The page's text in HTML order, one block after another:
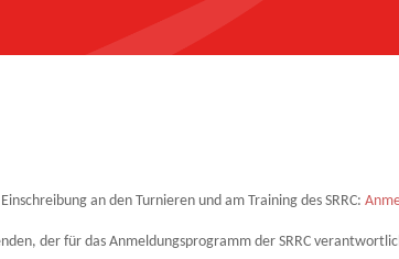
an den Turnieren und am Training des SRRC:
der für das Anmeldungsprogramm der SRRC